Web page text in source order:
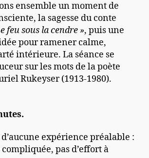
ensemble un moment de
la sagesse du conte
feu sous la cendre », puis une
pour ramener calme,
intérieure. La séance se
sur les mots de la poète
Rukeyser (1913-1980).
d’aucune expérience préalable :
pas d’effort à